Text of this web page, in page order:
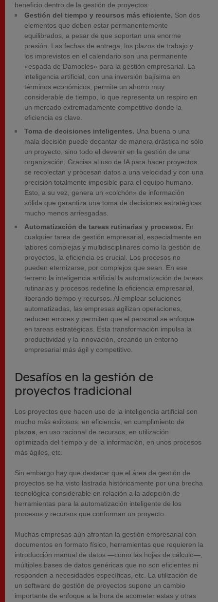
beneficio dentro de la gestión de proyectos:
Gestión del tiempo y recursos más eficiente. Son dos
elementos que deben estar permanentemente
equilibrados, a pesar de que soportan una enorme
presión. Las fechas de entrega, los plazos de trabajo y
los imprevistos en el calendario son una permanente
«espada de Damocles» para la gestión empresarial. La
inteligencia artificial, con una inversión bajísima en
términos económicos, permite un ahorro muy
considerable de tiempo, lo que representa un respiro en
un mercado extremadamente competitivo donde la
eficiencia es clave.
Toma de decisiones inteligentes. Una buena o una
mala decisión puede decantar de manera drástica no sólo
un proyecto, sino todo el devenir en la gestión de una
organización. Gracias al uso de IA para hacer proyectos
se recolectan y procesan datos a una velocidad y con una
precisión totalmente imposible para el equipo humano.
Esto, a su vez, genera un «colchón» de información
sólida que garantiza una toma de decisiones estratégicas
mucho menos arriesgadas.
Automatización de tareas rutinarias y procesos. En
cualquier tarea de gestión empresarial, especialmente en
labores complejas y multidisciplinares como la gestión de
proyectos, la eficiencia es crucial. Los procesos no
pueden eternizarse, por complejos que sean. En ese
terreno la inteligencia artificial la automatización de tareas
rutinarias y procesos redefine la eficiencia empresarial,
liberando tiempo y recursos. Al emplear soluciones
automatizadas, las empresas agilizan operaciones,
reducen errores y permiten que el personal se enfoque
en tareas estratégicas. Esta transformación impulsa la
productividad y la innovación, creando un entorno
empresarial más ágil y competitivo.
Desafíos en la gestión de
proyectos tradicional
Los proyectos que hacen uso de la inteligencia artificial son
mucho más exitosos: en eficiencia, en cumplimiento de
plazos , en uso racional de recursos, en utilización
optimizada del tiempo y de la información, en unos procesos
más ágiles, etc.
Sin embargo hay que destacar que el área de gestión de
proyectos se ha visto lastrada históricamente por una brecha
tecnológica considerable en relación a la adopción de
herramientas para la automatización inteligente de los
procesos y recursos que conforman un proyecto.
Muchas empresas aún afrontan la gestión empresarial con
documentos en formato físico, herramientas que requieren la
introducción manual de datos —como las hojas de cálculo—,
múltiples bases de datos genéricas que no son eficientes ni
responden a necesidades específicas, etc. La utilización de
un software de gestión de proyectos supone un cambio
importante de enfoque a la hora de acometer estas y otras